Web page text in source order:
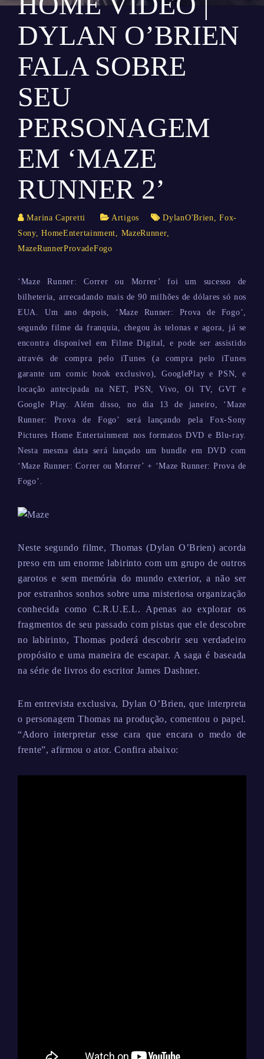
DYLAN O’BRIEN
FALA SOBRE
SEU
PERSONAGEM
EM ‘MAZE
RUNNER 2’
Marina Capretti Artigos DylanO'Brien,Fox-
Sony,HomeEntertainment, MazeRunner,
MazeRunnerProvadeFogo
‘Maze Runner: Correr ou Morrer’ foi um sucesso de
bilheteria, arrecadando mais de 90 milhões de dólares só nos
EUA. Um ano depois, ‘Maze Runner: Prova de Fogo’,
segundo filme da franquia, chegou às telonas e agora, já se
encontra disponível em Filme Digital, e pode ser assistido
através de compra pelo iTunes (a compra pelo iTunes
garante um comic book exclusivo), GooglePlay e PSN, e
locação antecipada na NET, PSN, Vivo, Oi TV, GVT e
Google Play. Além disso, no dia 13 de janeiro, ‘Maze
Runner: Prova de Fogo’ será lançando pela Fox-Sony
Pictures Home Entertainment nos formatos DVD e Blu-ray.
Nesta mesma data será lançado um bundle em DVD com
‘Maze Runner: Correr ou Morrer’ + ‘Maze Runner: Prova de
Fogo’.
Neste segundo filme, Thomas (Dylan O’Brien) acorda
preso em um enorme labirinto com um grupo de outros
garotos e sem memória do mundo exterior, a não ser
por estranhos sonhos sobre uma misteriosa organização
conhecida como C.R.U.E.L. Apenas ao explorar os
fragmentos de seu passado com pistas que ele descobre
no labirinto, Thomas poderá descobrir seu verdadeiro
propósito e uma maneira de escapar. A saga é baseada
na série de livros do escritor James Dashner.
Em entrevista exclusiva, Dylan O’Brien, que interpreta
o personagem Thomas na produção, comentou o papel.
“Adoro interpretar esse cara que encara o medo de
frente”, afirmou o ator. Confira abaixo: